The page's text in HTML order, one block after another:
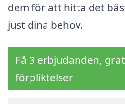
dem för att hitta det
just dina behov.
Få 3 erbjudanden,
förpliktelser